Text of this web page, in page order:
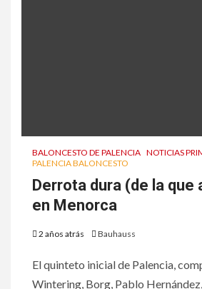
BALONCESTO DE PALENCIA NOTICIAS
PALENCIA BALONCESTO
Derrota dura (de la que
en Menorca
2 años atrás Bauhauss
El quinteto inicial de Palencia,
Wintering, Borg, Pablo